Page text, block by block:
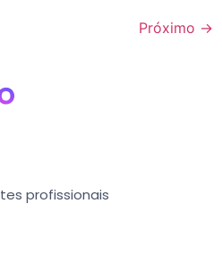
Próximo →
profissionais